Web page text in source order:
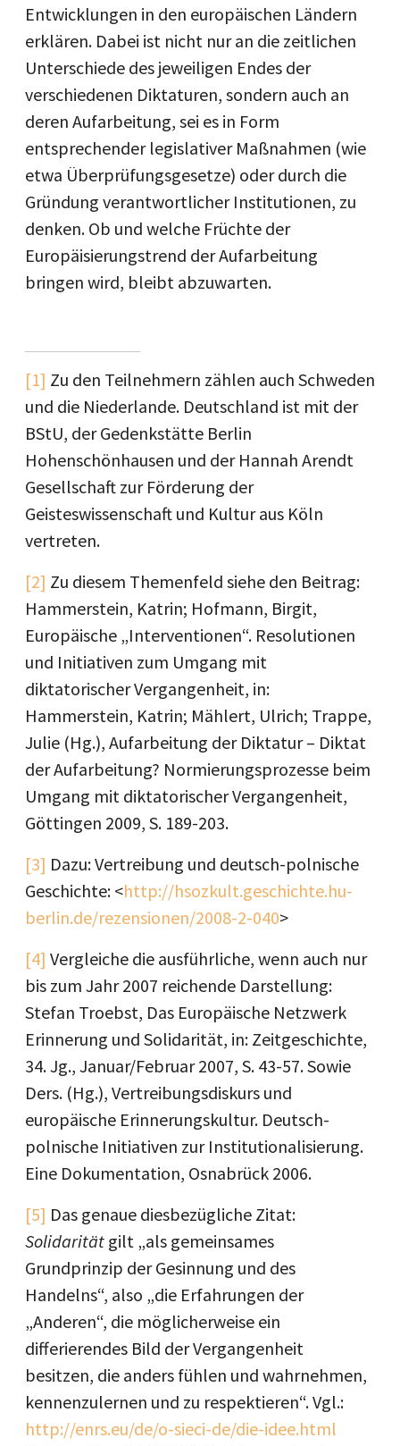
Entwicklungen in den europäischen Ländern
erklären. Dabei ist nicht nur an die zeitlichen
Unterschiede des jeweiligen Endes der
verschiedenen Diktaturen, sondern auch an
deren Aufarbeitung, sei es in Form
entsprechender legislativer Maßnahmen (wie
etwa Überprüfungsgesetze) oder durch die
Gründung verantwortlicher Institutionen, zu
denken. Ob und welche Früchte der
Europäisierungstrend der Aufarbeitung
bringen wird, bleibt abzuwarten.
[1] Zu den Teilnehmern zählen auch Schweden
und die Niederlande. Deutschland ist mit der
BStU, der Gedenkstätte Berlin
Hohenschönhausen und der Hannah Arendt
Gesellschaft zur Förderung der
Geisteswissenschaft und Kultur aus Köln
vertreten.
[2] Zu diesem Themenfeld siehe den Beitrag:
Hammerstein, Katrin; Hofmann, Birgit,
Europäische „Interventionen“. Resolutionen
und Initiativen zum Umgang mit
diktatorischer Vergangenheit, in:
Hammerstein, Katrin; Mählert, Ulrich; Trappe,
Julie (Hg.), Aufarbeitung der Diktatur – Diktat
der Aufarbeitung? Normierungsprozesse beim
Umgang mit diktatorischer Vergangenheit,
Göttingen 2009, S. 189-203.
[3] Dazu: Vertreibung und deutsch-polnische
Geschichte: <http://hsozkult.geschichte.hu-
berlin.de/rezensionen/2008-2-040>
[4] Vergleiche die ausführliche, wenn auch nur
bis zum Jahr 2007 reichende Darstellung:
Stefan Troebst, Das Europäische Netzwerk
Erinnerung und Solidarität, in: Zeitgeschichte,
34. Jg., Januar/Februar 2007, S. 43-57. Sowie
Ders. (Hg.), Vertreibungsdiskurs und
europäische Erinnerungskultur. Deutsch-
polnische Initiativen zur Institutionalisierung.
Eine Dokumentation, Osnabrück 2006.
[5] Das genaue diesbezügliche Zitat:
Solidarität gilt „als gemeinsames
Grundprinzip der Gesinnung und des
Handelns“, also „die Erfahrungen der
„Anderen“, die möglicherweise ein
differierendes Bild der Vergangenheit
besitzen, die anders fühlen und wahrnehmen,
kennenzulernen und zu respektieren“. Vgl.:
http://enrs.eu/de/o-sieci-de/die-idee.html